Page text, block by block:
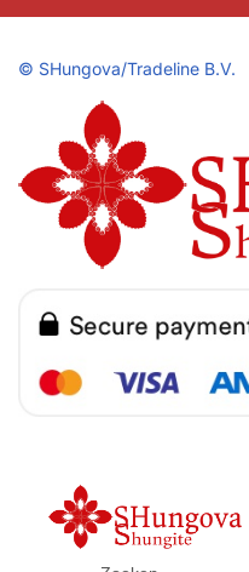
© SHungova/Tradeline B.V.